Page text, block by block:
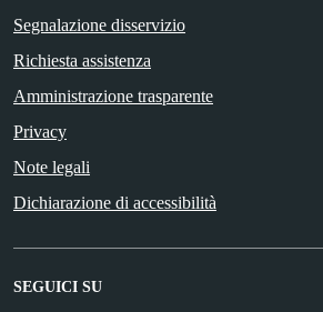
Segnalazione disservizio
Richiesta assistenza
Amministrazione trasparente
Privacy
Note legali
Dichiarazione di accessibilità
SEGUICI SU